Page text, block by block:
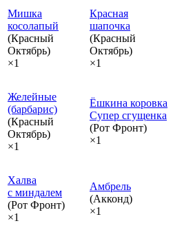
Мишка
косолапый
(Красный
Октябрь)
×1
Красная
шапочка
(Красный
Октябрь)
×1
Желейные
(барбарис)
(Красный
Октябрь)
×1
Ёшкина коровка
Супер сгущенка
(Рот Фронт)
×1
Халва
с миндалем
(Рот Фронт)
×1
Амбрель
(Акконд)
×1